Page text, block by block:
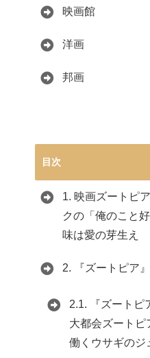
映画館
洋画
邦画
目次
1. 映画ズートピ
クの「俺のこと
味は愛の芽生え
2. 『ズートピア
2.1. 『ズートピ
大都会ズートピ
働くウサギのジ